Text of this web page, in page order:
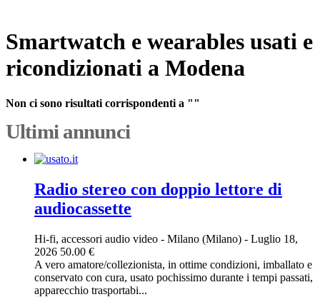
Smartwatch e wearables usati e
ricondizionati a Modena
Non ci sono risultati corrispondenti a ""
Ultimi annunci
Radio stereo con doppio lettore di
audiocassette
Hi-fi, accessori audio video - Milano (Milano) - Luglio 18,
2026 50.00 €
A vero amatore/collezionista, in ottime condizioni, imballato e
conservato con cura, usato pochissimo durante i tempi passati,
apparecchio trasportabi...